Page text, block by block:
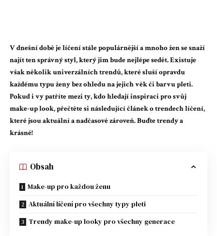
V dnešní době je líčení stále populárnější a mnoho žen se snaží
najít ten správný styl, který jim bude nejlépe sedět. Existuje
však několik univerzálních trendů, které sluší opravdu
každému typu ženy bez ohledu na jejich věk či barvu pleti.
Pokud i vy patříte mezi ty, kdo hledají inspiraci pro svůj
make-up look, přečtěte si následující článek o trendech líčení,
které jsou aktuální a nadčasové zároveň. Buďte trendy a
krásné!
Obsah
Make-up pro každou ženu
Aktuální líčení pro všechny typy pleti
Trendy make-up looky pro všechny generace